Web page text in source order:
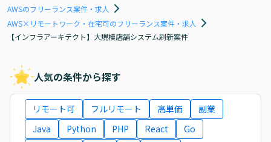
AWSのフリーランス案件・求人
AWS×リモートワーク・在宅可のフリーランス案件・求人
【インフラアーキテクト】大規模店舗システム刷新案件
人気の条件から探す
リモート可 フルリモート 高単価
副業
Java
Python PHP React
Go